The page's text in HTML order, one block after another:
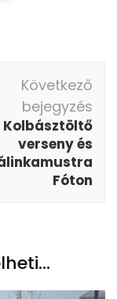
Következő
bejegyzés
Kolbásztöltő
verseny és
Fóton